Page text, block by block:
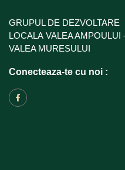
GRUPUL DE DEZVOLTARE
LOCALA VALEA AMPOULUI
VALEA MURESULUI
Conecteaza-te cu noi :